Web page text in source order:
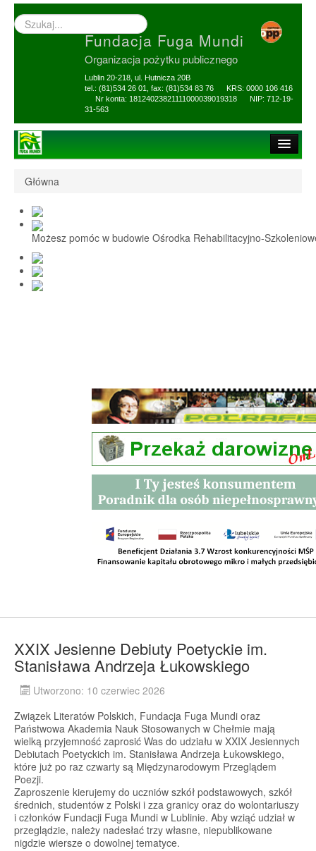
Wyszukiwarka
–
Fundacja Fuga Mundi
Organizacja pożytku publicznego
Lublin 20-218, ul. Hutnicza 20B
tel.: (81)534 26 01, fax: (81)534 83 76 KRS: 0000 106 416
Nr konta: 18124023821111000039019318 NIP: 712-19-
31-563
1,5% i darowizny
Nasi Beneficjenci
Ośrodek Reh-Szkol
Sprawozdania
Główna
Możesz pomóc w budowie Ośrodka Rehabilitacyjno-
XXIX Jesienne Debiuty Poetyckie im.
Stanisława Andrzeja Łukowskiego
Utworzono: 10 czerwiec 2026
Związek Literatów Polskich, Fundacja Fuga Mundi oraz
Państwowa Akademia Nauk Stosowanych w Chełmie mają
wielką przyjemność zaprosić Was do udziału w XXIX Jesiennych
Debiutach Poetyckich im. Stanisława Andrzeja Łukowskiego,
które już po raz czwarty są Międzynarodowym Przeglądem
Poezji.
Zaproszenie kierujemy do uczniów szkół podstawowych, szkół
średnich, studentów z Polski i zza granicy oraz do wolontariuszy
i członków Fundacji Fuga Mundi w Lublinie. Aby wziąć udział w
przeglądzie, należy nadesłać trzy własne, niepublikowane
nigdzie wiersze o dowolnej tematyce.